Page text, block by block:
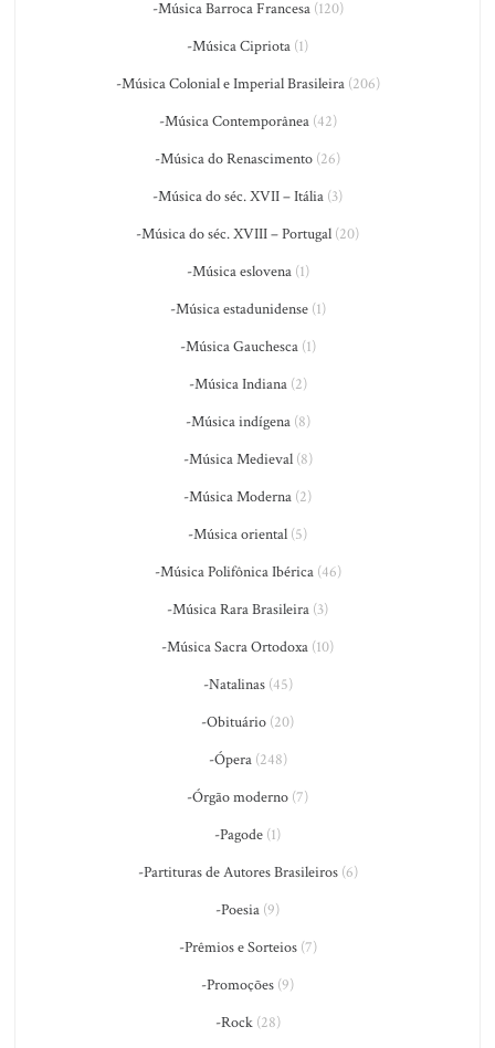
-Música Barroca Francesa(120)
-Música Cipriota (1)
-Música Colonial e Imperial Brasileira(206)
-Música Contemporânea(42)
-Música do Renascimento (26)
-Música do séc. XVII – Itália (3)
-Música do séc. XVIII – Portugal (20)
-Música eslovena(1)
-Música estadunidense(1)
-Música Gauchesca(1)
-Música Indiana(2)
-Música indígena(8)
-Música Medieval(8)
-Música Moderna (2)
-Música oriental (5)
-Música Polifônica Ibérica(46)
-Música Rara Brasileira (3)
-Música Sacra Ortodoxa (10)
-Natalinas(45)
-Obituário (20)
-Ópera(248)
-Órgão moderno (7)
-Pagode (1)
-Partituras de Autores Brasileiros(6)
-Poesia (9)
-Prêmios e Sorteios(7)
-Promoções (9)
-Rock(28)